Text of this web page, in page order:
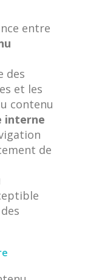
entre
des
et les
contenu
interne
de